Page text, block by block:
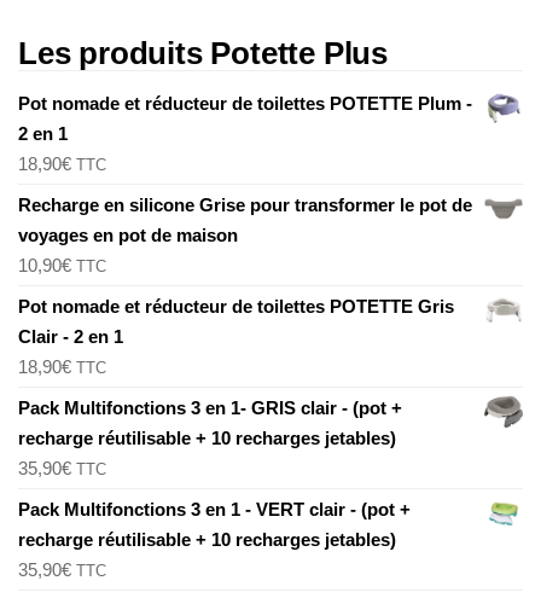
Les produits Potette Plus
Pot nomade et réducteur de toilettes POTETTE Plum -
2 en 1
18,90€ TTC
Recharge en silicone Grise pour transformer le pot de
voyages en pot de maison
10,90€ TTC
Pot nomade et réducteur de toilettes POTETTE Gris
Clair - 2 en 1
18,90€ TTC
Pack Multifonctions 3 en 1- GRIS clair - (pot +
recharge réutilisable + 10 recharges jetables)
35,90€ TTC
Pack Multifonctions 3 en 1 - VERT clair - (pot +
recharge réutilisable + 10 recharges jetables)
35,90€ TTC